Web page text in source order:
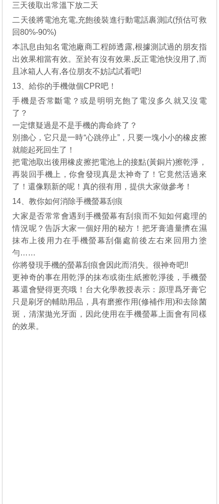
三天後取出常溫下放二天
二天後將電池充電,充飽後裝進行動電話裹測試(預估可救
回80%-90%)
本訊息由知名電池廠商工程師透露,根據測試過的朋友指
出效果相當有效。至於有沒有效果,反正電池快沒用了,而
且冰箱人人有,各位朋友不妨試試看吧!
13、給你的手機做個CPR吧！
手機是否常斷電？或是明明充飽了電沒多久就又沒電
了？
一定懷疑過是不是手機的壽命終了？
別擔心，它只是一時“心跳停止”，只要一塊小小的橡皮擦
就能起死回生了！
把電池取出後用橡皮擦把電池上的接點(黃銅片)擦乾淨，
再裝回手機上，你會發現真是太神奇了！它竟然活過來
了！還像顆新的呢！真的很有用，提供大家做參考！
14、教你如何消除手機螢幕刮痕
大家是否常常會遇到手機螢幕有刮痕而不知如何處理的
情況呢？告訴大家一個好用的秘方！把牙膏適量擠在濕
抹布上後用力在手機螢幕刮傷處前後左右來回用力塗
勻……
你將發現手機的螢幕刮痕會因此而消失。很神奇吧!!
更神奇的事在用乾淨的抹布或衛生紙擦乾淨後，手機螢
幕還會變得更亮哦！台大化學教授表示：原理爲牙膏它
只是刷牙的輔助用品，具有磨擦作用(修補作用)和去除菌
斑，清潔拋光牙面，因此使用在手機螢幕上面會有同樣
的效果。